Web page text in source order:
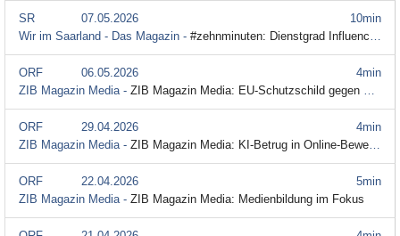
10min
SR
07.05.2026
Wir im Saarland - Das Magazin - #zehnminuten: Dienstgrad Influencer - Social Media für die Polizei
4min
ORF
06.05.2026
ZIB Magazin Media - ZIB Magazin Media: EU-Schutzschild gegen Desinformation
4min
ORF
29.04.2026
ZIB Magazin Media - ZIB Magazin Media: KI-Betrug in Online-Bewerbungen
5min
ORF
22.04.2026
ZIB Magazin Media - ZIB Magazin Media: Medienbildung im Fokus